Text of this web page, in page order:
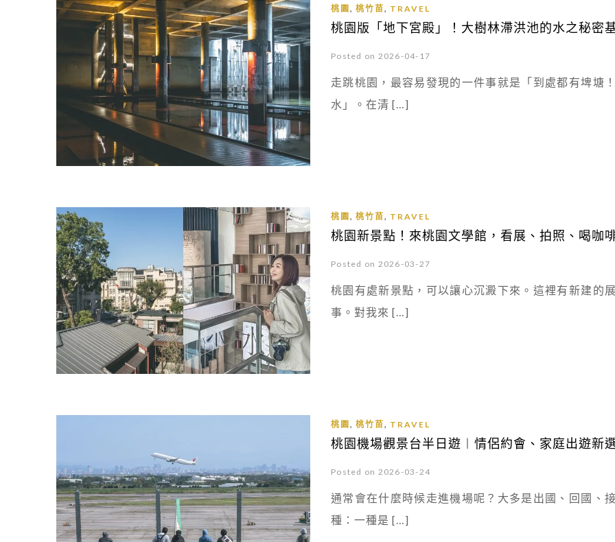
桃園 , 桃竹苗, TRAVEL
桃園版「地下宮殿」！大樹林滯洪池的水之秘密
Posted on 2026-04-17
走跳桃園，最容易發現的一件事就是「到處都有埤塘
水」。在清 […]
桃園 , 桃竹苗, TRAVEL
桃園新景點！來桃園文學館，看展、拍照、喝咖
Posted on 2026-03-27
桃園有處新景點，可以讓心沉澱下來。這裡有新建的
事。對我來 […]
桃園 , 桃竹苗, TRAVEL
桃園機場觀景台半日遊︱情侶約會、家庭出遊新
Posted on 2026-03-24
通常會在什麼時候走進機場呢？大多是出國、回國、
種：一種是 […]